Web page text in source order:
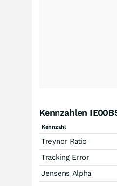
Kennzahlen
Kennzahl
Treynor Ratio
Tracking Error
Jensens Alpha